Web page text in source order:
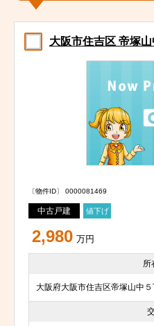
大阪市住吉区 帝塚
〔物件ID〕 0000081469
中古戸建 値下げ
2,980 万円
所
大阪府大阪市住吉区帝塚山中５